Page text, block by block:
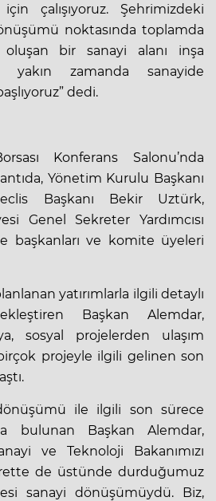
çalışıyoruz. Şehrimizdeki
noktasında toplamda
bir sanayi alanı inşa
yakın zamanda sanayide
dedi.
Konferans Salonu’nda
Yönetim Kurulu Başkanı
Başkanı Bekir Uztürk,
Genel Sekreter Yardımcısı
başkanları ve komite üyeleri
yatırımlarla ilgili detaylı
Başkan Alemdar,
sosyal projelerden ulaşım
birçok projeyle ilgili gelinen son
ile ilgili son sürece
bulunan Başkan Alemdar,
ve Teknoloji Bakanımızı
de üstünde durduğumuz
sanayi dönüşümüydü. Biz,